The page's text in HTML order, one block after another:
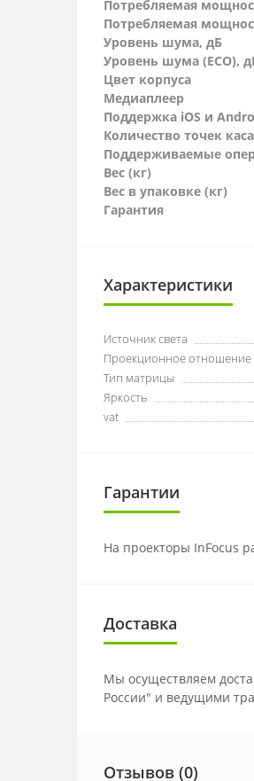
Потребляемая
Потребляемая
Уровень шума, дБ
Уровень шума (ECO),
Цвет корпуса
Медиаплеер
Поддержка iOS и
Количество точек
Поддерживаемые
Вес (кг)
Вес в упаковке (кг)
Гарантия
Характеристики
Источник света
Проекционное отношение
Тип матрицы
Яркость
vat
Гарантии
На проекторы InFocus
Доставка
Мы осуществляем
России" и ведущими
Отзывов (0)